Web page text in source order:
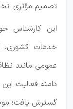
تصمیم مؤثری
این کارشناس
خدمات کشوری،
عمومی مانند
دامنه فعالیت
گسترش یافت؛